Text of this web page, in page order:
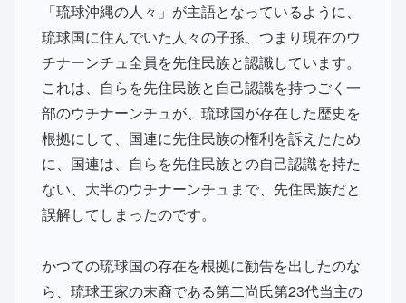
「琉球沖縄の人々」が主語となっているように、
琉球国に住んでいた人々の子孫、つまり現在のウ
チナーンチュ全員を先住民族と認識しています。
これは、自らを先住民族と自己認識を持つごく一
部のウチナーンチュが、琉球国が存在した歴史を
根拠にして、国連に先住民族の権利を訴えたため
に、国連は、自らを先住民族との自己認識を持た
ない、大半のウチナーンチュまで、先住民族だと
誤解してしまったのです。
かつての琉球国の存在を根拠に勧告を出したのな
ら、琉球王家の末裔である第二尚氏第23代当主の